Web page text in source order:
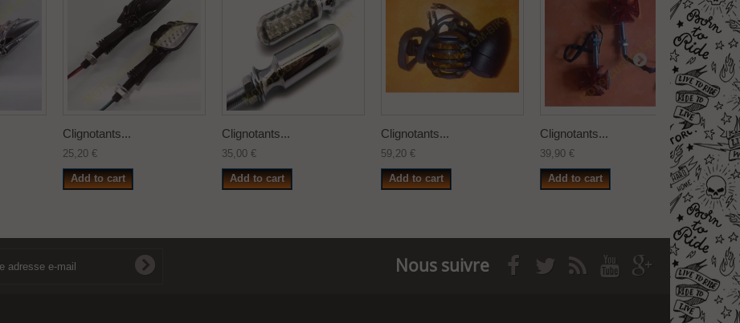
Clignotants...
25,20 €
Add to cart
Clignotants...
35,00 €
Add to cart
Clignotants...
59,20 €
Add to cart
Clignotants...
39,90 €
Add to cart
59,20 €
Add
Nous suivre